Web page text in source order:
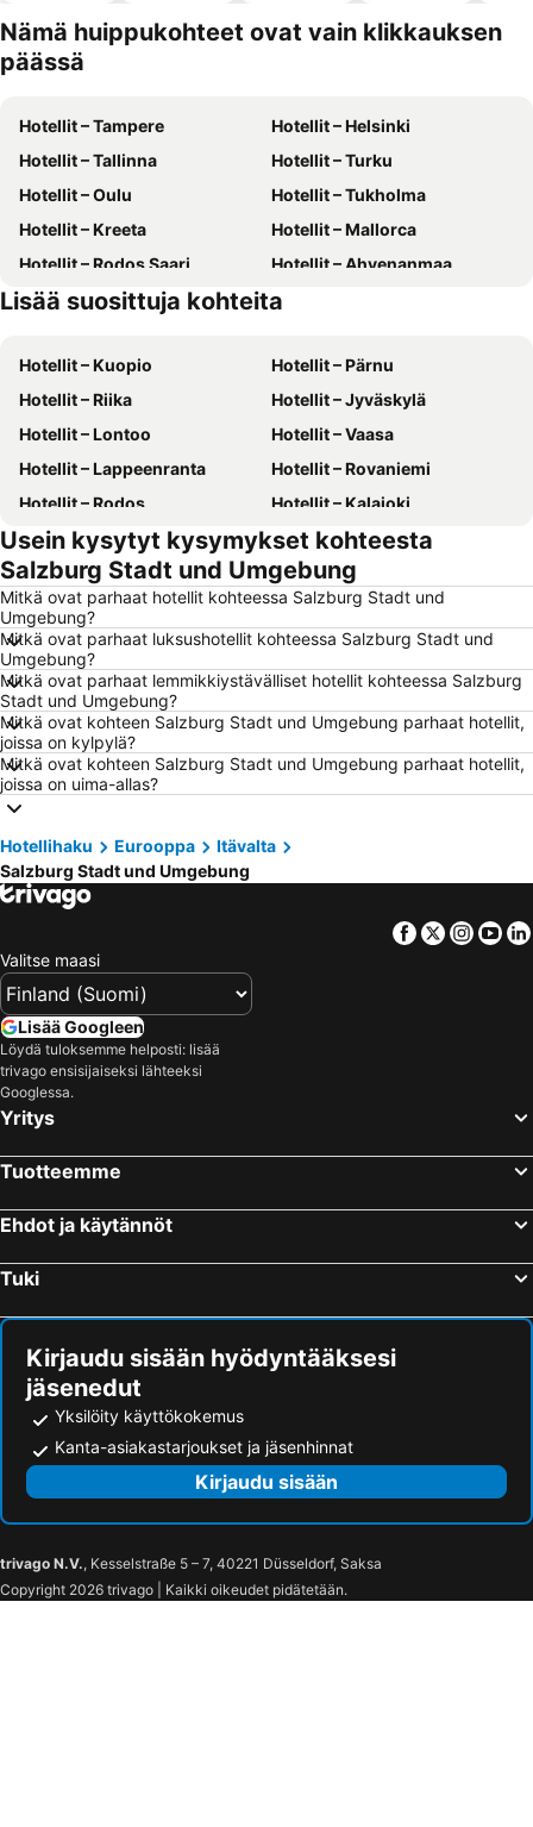
Nämä huippukohteet ovat vain klikkauksen
päässä
Hotellit – Tampere
Hotellit – Helsinki
Hotellit – Tallinna
Hotellit – Turku
Hotellit – Oulu
Hotellit – Tukholma
Hotellit – Kreeta
Hotellit – Mallorca
Hotellit – Rodos Saari
Hotellit – Ahvenanmaa
Hotellit – Kreikka
Hotellit – Aurinkorannikko
Lisää suosittuja kohteita
Hotellit – Kuopio
Hotellit – Pärnu
Hotellit – Riika
Hotellit – Jyväskylä
Hotellit – Lontoo
Hotellit – Vaasa
Hotellit – Lappeenranta
Hotellit – Rovaniemi
Hotellit – Rodos
Hotellit – Kalajoki
Hotellit – Alanya
Hotellit – Joensuu
Hotellit – Fuengirola
Hotellit – Kööpenhamina
Hotellit – Savonlinna
Hotellit – Gdańsk
Hotellit – Lahti
Hotellit – Hämeenlinna
Hotellit – Seinäjoki
Hotellit – Suomi
Hotellit – Gran Canaria
Hotellit – Malta
Hotellit – Teneriffa
Hotellit – Phuket
Hotellit – Koh Lanta
Hotellit – Santorini Saari
Hotellit – Espanja
Hotellit – Koh Samui
Hotellit – Kos Saari
Hotellit – Kypros
Hotellit – Uusimaa
Hotellit – Ylläs
Hotellit – Madeira
Hotellit – Kroatia
Usein kysytyt kysymykset kohteesta
Salzburg Stadt und Umgebung
Mitkä ovat parhaat hotellit kohteessa Salzburg Stadt und
Umgebung?
Mitkä ovat parhaat luksushotellit kohteessa Salzburg Stadt und
Umgebung?
Mitkä ovat parhaat lemmikkiystävälliset hotellit kohteessa Salzburg
Stadt und Umgebung?
Mitkä ovat kohteen Salzburg Stadt und Umgebung parhaat hotellit,
joissa on kylpylä?
Mitkä ovat kohteen Salzburg Stadt und Umgebung parhaat hotellit,
joissa on uima-allas?
Hotellihaku Eurooppa
Itävalta
Salzburg Stadt und Umgebung
Facebook
Twitter
Valitse maasi
Lisää Googleen
Löydä tuloksemme helposti: lisää
trivago ensisijaiseksi lähteeksi
Googlessa.
Yritys
Tuotteemme
Ehdot ja käytännöt
Tuki
Kirjaudu sisään hyödyntääksesi
jäsenedut
Yksilöity käyttökokemus
Kanta-asiakastarjoukset ja jäsenhinnat
Kirjaudu sisään
trivago N.V., Kesselstraße 5 – 7, 40221 Düsseldorf, Saksa
Copyright 2026 trivago | Kaikki oikeudet pidätetään.